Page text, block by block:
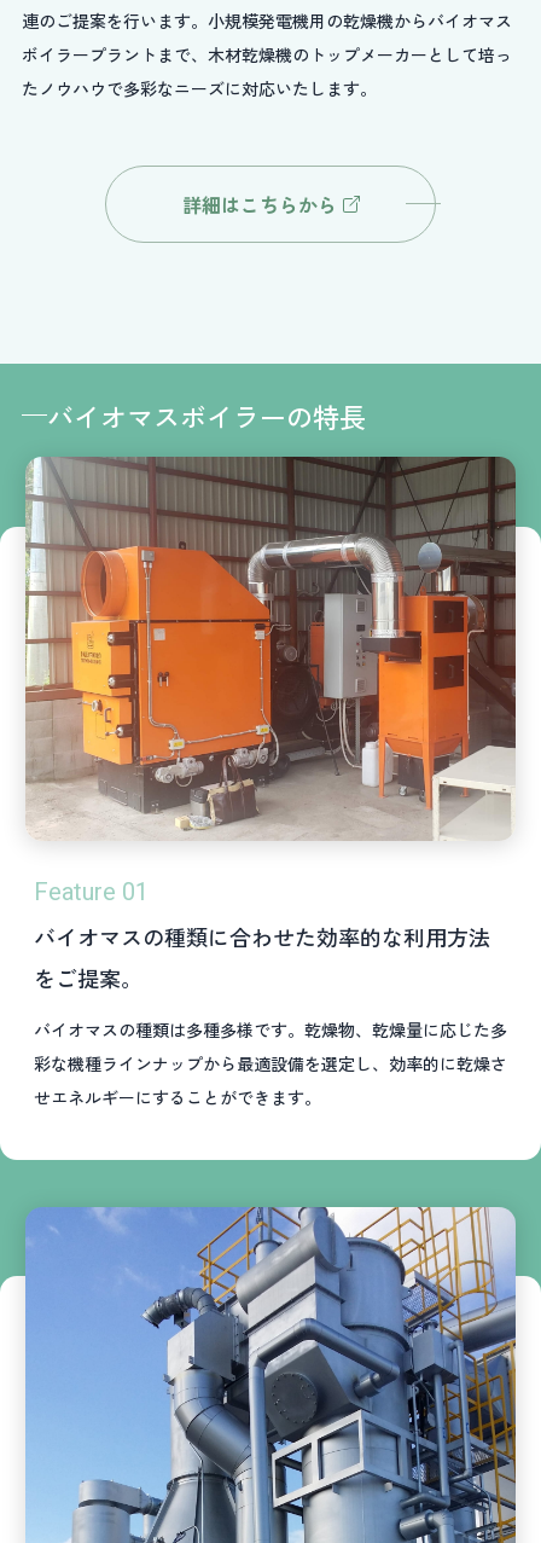
連のご提案を行います。小規模発電機用の乾燥機からバイオマス
ボイラープラントまで、木材乾燥機のトップメーカーとして培っ
たノウハウで多彩なニーズに対応いたします。
詳細はこちらから
バイオマスボイラーの特長
Feature 01
バイオマスの種類に合わせた効率的な利用方法
をご提案。
バイオマスの種類は多種多様です。乾燥物、乾燥量に応じた多
彩な機種ラインナップから最適設備を選定し、効率的に乾燥さ
せエネルギーにすることができます。